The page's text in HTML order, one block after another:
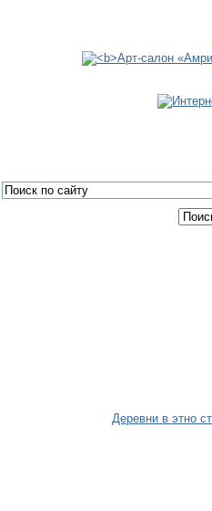
Деревни в этно